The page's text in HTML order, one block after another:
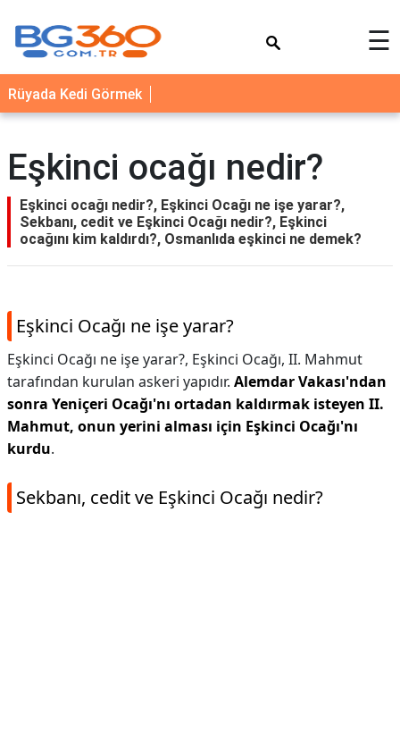
YEMEK
TARİFLERİ
NEDİR
FAYDALARI
SAĞLIK
İLETİŞİM
☰
Rüyada Kedi Görmek
Eşkinci ocağı nedir?
Eşkinci ocağı nedir?, Eşkinci Ocağı ne işe yarar?,
Sekbanı, cedit ve Eşkinci Ocağı nedir?, Eşkinci
ocağını kim kaldırdı?, Osmanlıda eşkinci ne demek?
Eşkinci Ocağı ne işe yarar?
Eşkinci Ocağı ne işe yarar?, Eşkinci Ocağı, II. Mahmut
tarafından kurulan askeri yapıdır. Alemdar Vakası'ndan
sonra Yeniçeri Ocağı'nı ortadan kaldırmak isteyen II.
Mahmut, onun yerini alması için Eşkinci Ocağı'nı
kurdu.
Sekbanı, cedit ve Eşkinci Ocağı nedir?